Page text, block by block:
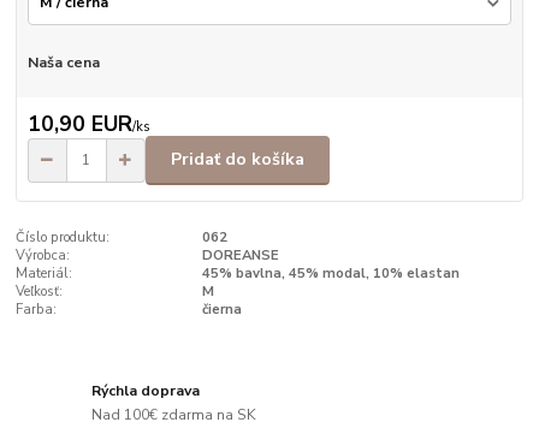
Naša cena
10,90 EUR/ks
Pridať do košíka
Číslo produktu:
062
Výrobca:
DOREANSE
Materiál:
45% bavlna, 45% modal, 10% elastan
Veľkosť:
M
Farba:
čierna
Rýchla doprava
Nad 100€ zdarma na SK